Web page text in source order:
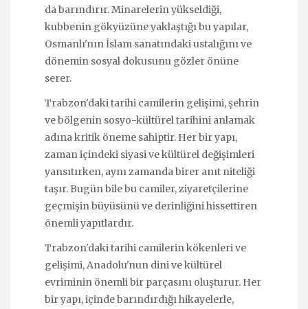
da barındırır. Minarelerin yükseldiği,
kubbenin gökyüzüne yaklaştığı bu yapılar,
Osmanlı'nın İslam sanatındaki ustalığını ve
dönemin sosyal dokusunu gözler önüne
serer.
Trabzon'daki tarihi camilerin gelişimi, şehrin
ve bölgenin sosyo-kültürel tarihini anlamak
adına kritik öneme sahiptir. Her bir yapı,
zaman içindeki siyasi ve kültürel değişimleri
yansıtırken, aynı zamanda birer anıt niteliği
taşır. Bugün bile bu camiler, ziyaretçilerine
geçmişin büyüsünü ve derinliğini hissettiren
önemli yapıtlardır.
Trabzon'daki tarihi camilerin kökenleri ve
gelişimi, Anadolu'nun dini ve kültürel
evriminin önemli bir parçasını oluşturur. Her
bir yapı, içinde barındırdığı hikayelerle,